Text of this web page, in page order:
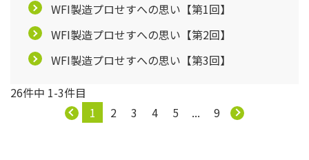
WFI製造プロせすへの思い【第1回】
WFI製造プロせすへの思い【第2回】
WFI製造プロせすへの思い【第3回】
26件中 1-3件目
1
2 3 4 5 ... 9